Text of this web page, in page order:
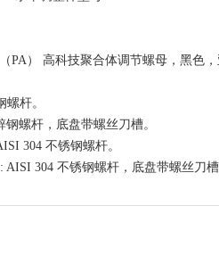
PA） 高科技聚合体调节螺母，黑色，
杆。
钢螺杆，底盘带螺丝刀槽。
304 不锈钢螺杆。
AISI 304 不锈钢螺杆，底盘带螺丝刀槽